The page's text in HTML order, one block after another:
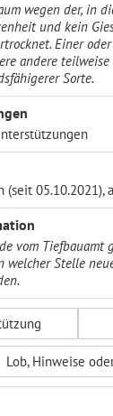
wegen der, in
und kein
Einer
andere teilweise
Sorte.
(seit
vom Tiefbauamt
welcher Stelle
Lob, Hinweise